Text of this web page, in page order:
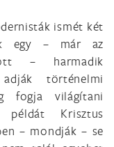
ismét két
egy – már az
– harmadik
történelmi
fogja világítani
Krisztus
– mondják – se